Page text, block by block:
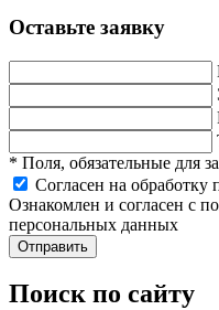
Оставьте заявку
* Поля, обязательные для
Cогласен на
Ознакомлен и согласен с
персональных данных
Отправить
Поиск по сайту